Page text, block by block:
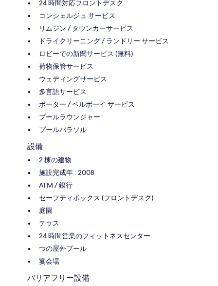
24 時間対応フロントデスク
コンシェルジュ サービス
リムジン / タウンカーサービス
ドライクリーニング / ランドリー サービス
ロビーでの新聞サービス (無料)
荷物保管サービス
ウェディングサービス
多言語サービス
ポーター / ベルボーイ サービス
プールラウンジャー
プールパラソル
設備
2 棟の建物
施設完成年 : 2008
ATM / 銀行
セーフティボックス (フロントデスク)
庭園
テラス
24 時間営業のフィットネスセンター
つの屋外プール
宴会場
バリアフリー設備